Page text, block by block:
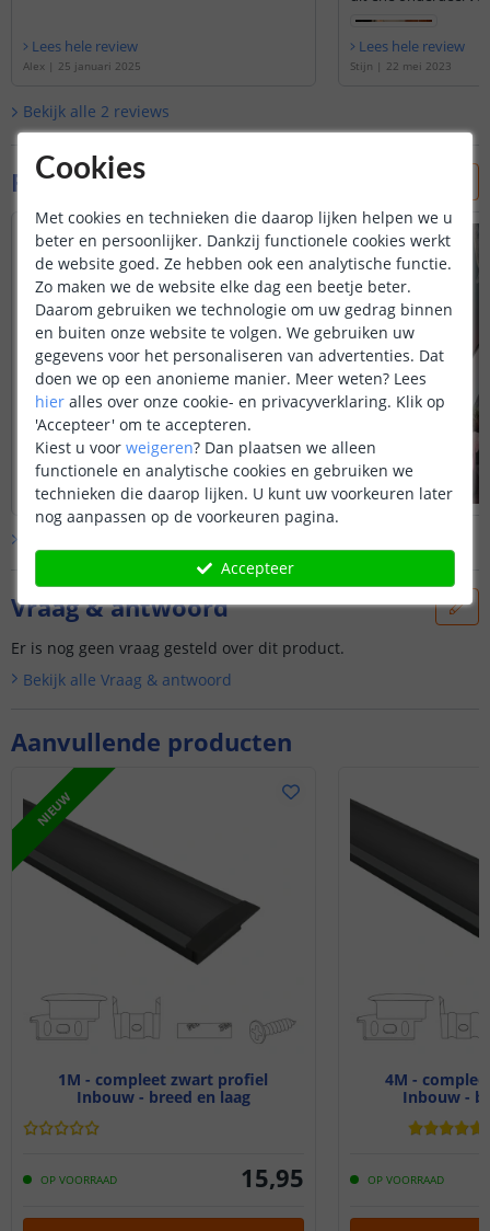
Aanvullende producten
NIEUW
1M - compleet zwart profiel
Inbouw - breed en laag
OP VOORRAAD 15,95
4M -
Inbouw -
OP VOORRAAD
Lees hele review
Alex | 25 januari 2025
zonder de rest te
sturing).
Lees hele review
Stijn | 22 mei 2023
Bekijk alle 2 reviews
Foto's van klanten
Vraag & antwoord
Er is nog geen vraag gesteld over dit product.
Bekijk alle Vraag & antwoord
Cookies
Met cookies en technieken die daarop lijken helpen we u
beter en persoonlijker. Dankzij functionele cookies werkt
de website goed. Ze hebben ook een analytische functie.
Zo maken we de website elke dag een beetje beter.
Daarom gebruiken we technologie om uw gedrag binnen
en buiten onze website te volgen. We gebruiken uw
gegevens voor het personaliseren van advertenties. Dat
doen we op een anonieme manier. Meer weten? Lees
hier alles over onze cookie- en privacyverklaring. Klik op
'Accepteer' om te accepteren.
Kiest u voor weigeren? Dan plaatsen we alleen
functionele en analytische cookies en gebruiken we
technieken die daarop lijken. U kunt uw voorkeuren later
nog aanpassen op de voorkeuren pagina.
Accepteer